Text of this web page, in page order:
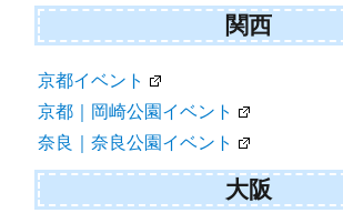
関西
京都イベント
京都｜岡崎公園イベント
奈良｜奈良公園イベント
大阪